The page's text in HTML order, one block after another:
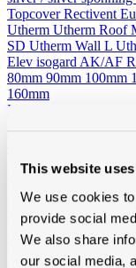
This website
We use cookies
provide social
We also share
our social media,
TopcoverRectivent
Utherm Utherm Roof
SD Utherm Wall L
Elev isogard AK/AF
80mm 90mm 100mm
160mm
Idelco
Façades - sol de
Isolation laine de bois
Divers
Isolation sous vide d'air
Recticel